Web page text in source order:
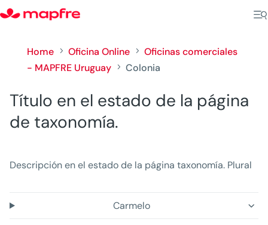
Home 5 Oficina Online 5 Oficinas comerciales
- MAPFRE Uruguay
5 Colonia
Título en el estado de la página
de taxonomía.
Descripción en el estado de la página taxonomía. Plural
Carmelo